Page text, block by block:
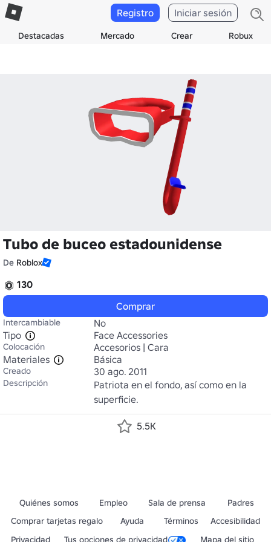
Destacadas Mercado Crear Robux
Registro Iniciar sesión
Tubo de buceo estadounidense
De Roblox
130
Comprar
Intercambiable
No
Tipo
Face Accessories
Colocación
Accesorios | Cara
Materiales
Básica
Creado 30 ago. 2011
Descripción
Patriota en el fondo, así como en la
superficie.
5.5K
Quiénes somos Empleo Sala de prensa
Padres
Comprar tarjetas regalo
Ayuda Términos
Accesibilidad
Privacidad
Tus opciones de privacidad Mapa del sitio